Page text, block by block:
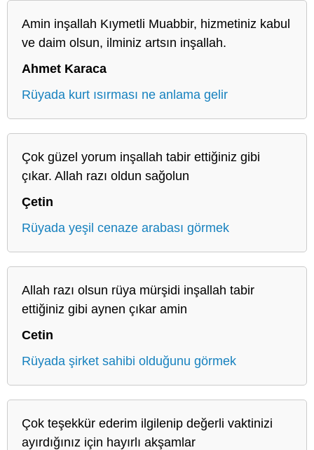
Amin inşallah Kıymetli Muabbir, hizmetiniz kabul
ve daim olsun, ilminiz artsın inşallah.
Ahmet Karaca
Rüyada kurt ısırması ne anlama gelir
Çok güzel yorum inşallah tabir ettiğiniz gibi
çıkar. Allah razı oldun sağolun
Çetin
Rüyada yeşil cenaze arabası görmek
Allah razı olsun rüya mürşidi inşallah tabir
ettiğiniz gibi aynen çıkar amin
Cetin
Rüyada şirket sahibi olduğunu görmek
Çok teşekkür ederim ilgilenip değerli vaktinizi
ayırdığınız için hayırlı akşamlar